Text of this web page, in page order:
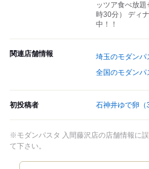
ッツア食べ放
時30分） ディ
中！！
関連店舗情報
埼玉のモダンパ
全国のモダンパ
初投稿者 石神井ゆで卵
※モダンパスタ 入間藤沢店の店舗情報に
て下さい。